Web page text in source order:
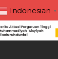
Indonesian ▼